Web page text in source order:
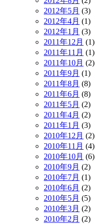
2012年5月 (3)
2012年4月 (1)
2012年1月 (3)
2011年12月 (1)
2011年11月 (1)
2011年10月 (2)
2011年9月 (1)
2011年8月 (8)
2011年6月 (8)
2011年5月 (2)
2011年4月 (2)
2011年1月 (3)
2010年12月 (2)
2010年11月 (4)
2010年10月 (6)
2010年9月 (2)
2010年7月 (1)
2010年6月 (2)
2010年5月 (5)
2010年3月 (2)
2010年2月 (2)